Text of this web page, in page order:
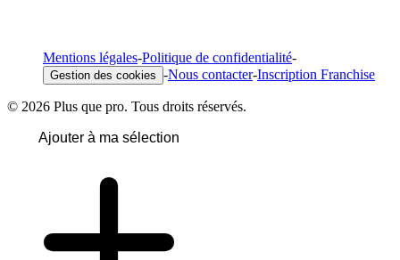
Mentions légales-Politique de confidentialité-
Gestion des cookies -Nous contacter-Inscription Franchise
© 2026 Plus que pro. Tous droits réservés.
Ajouter à ma sélection